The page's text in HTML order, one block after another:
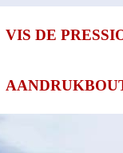
VIS DE